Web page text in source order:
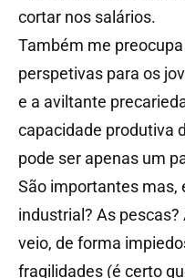
cortar nos salários.
Também me
perspetivas para os
e a aviltante
capacidade produtiva
pode ser apenas um
São importantes mas,
industrial? As
veio, de forma
fragilidades (é certo